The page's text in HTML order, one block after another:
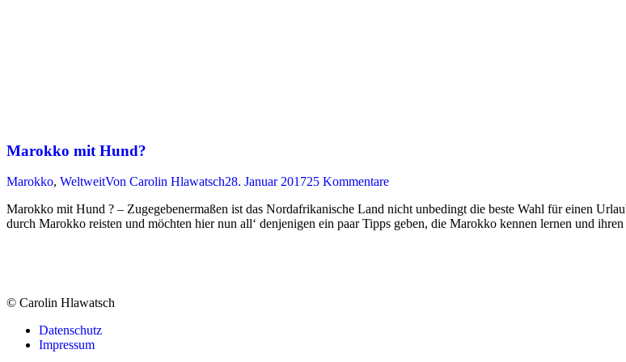
Marokko mit Hund?
Marokko, WeltweitVon Carolin Hlawatsch28. Januar 201725 Kommentare
Marokko mit Hund ? – Zugegebenermaßen ist das Nordafrikanische Land nicht unbedingt die beste Wahl für einen
durch Marokko reisten und möchten hier nun all‘ denjenigen ein paar Tipps geben, die Marokko kennen lernen und
© Carolin Hlawatsch
Datenschutz
Impressum